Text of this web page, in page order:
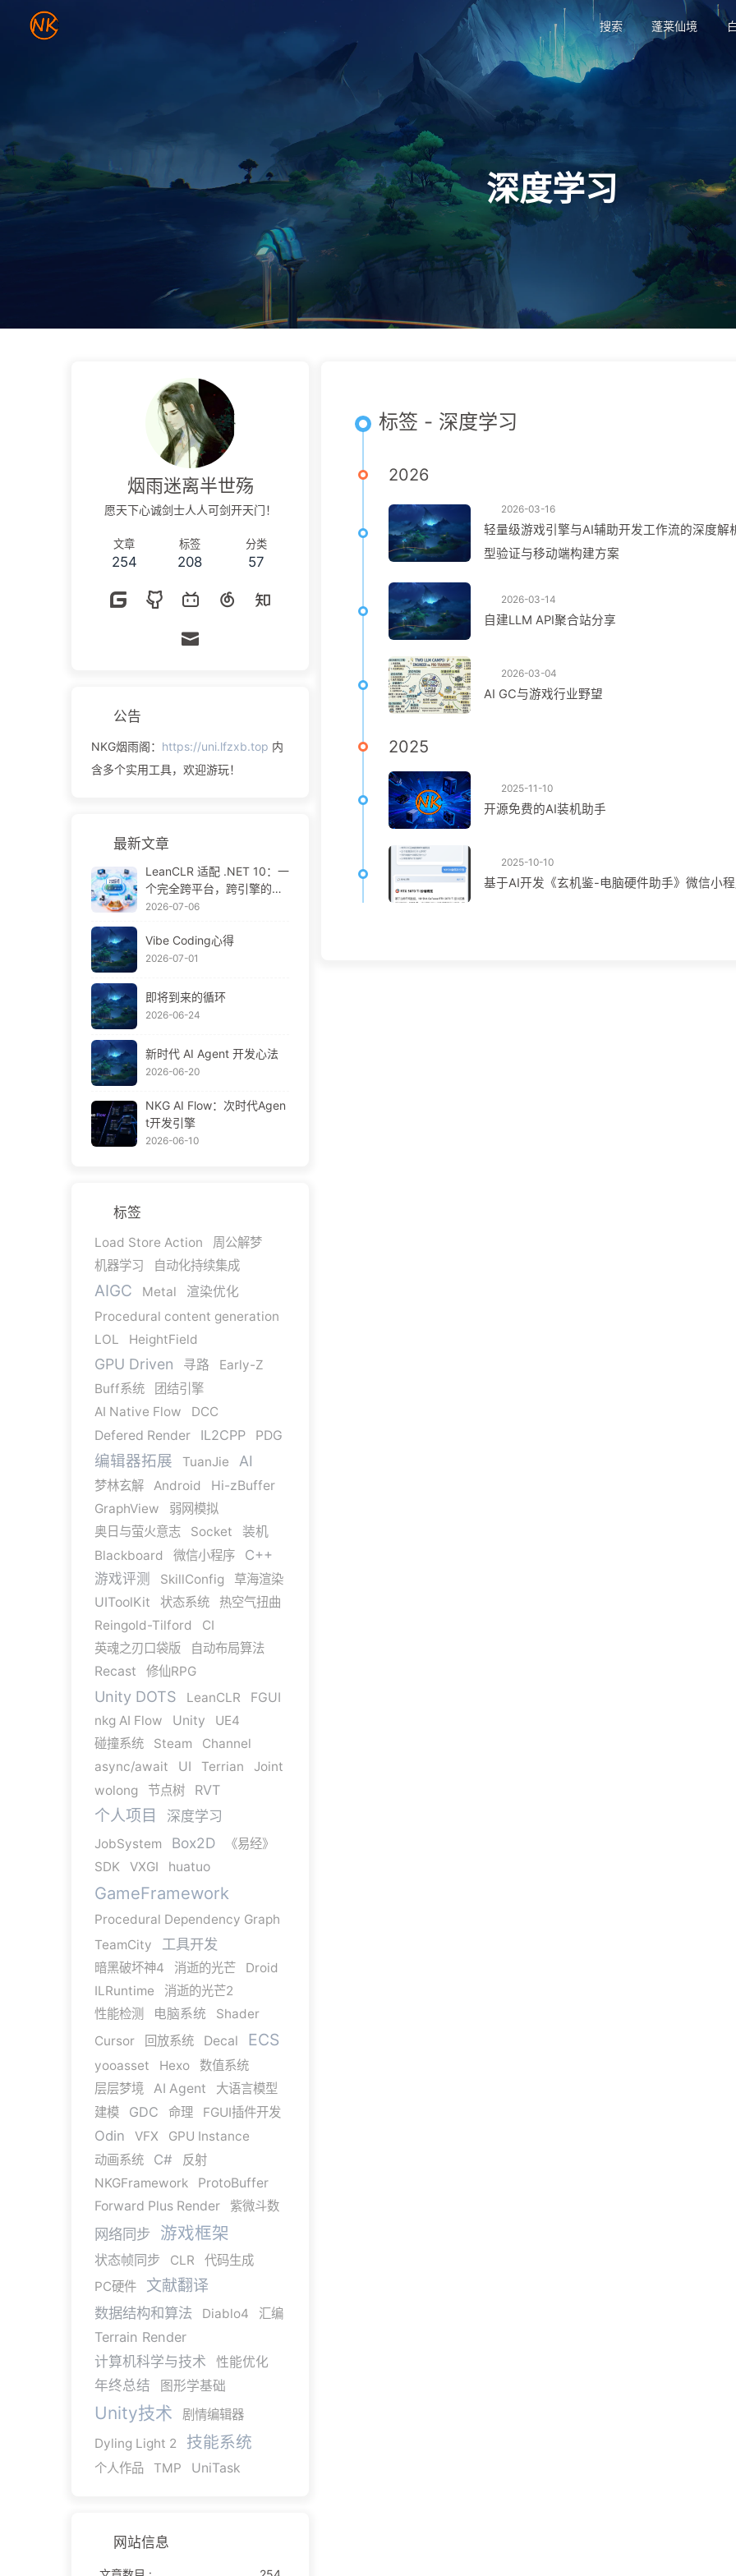
搜索 蓬莱仙境
深度学习
标签 - 深度学习
2026
2026-03-16
轻量级游戏引擎与AI辅助开发工作流的深度
型验证与移动端构建方案
2026-03-14
自建LLM API聚合站分享
2026-03-04
AI GC与游戏行业野望
2025
2025-11-10
开源免费的AI装机助手
2025-10-10
基于AI开发《玄机鉴-电脑硬件助手》微信小
烟雨迷离半世殇
愿天下心诚剑士人人可剑开天门！
文章
254
标签
208
分类
57
公告
NKG烟雨阁： https://uni.lfzxb.top 内
含多个实用工具，欢迎游玩！
最新文章
LeanCLR 适配 .NET 10：一
个完全跨平台，跨引擎的C#
运行时
2026-07-06
Vibe Coding心得
2026-07-01
即将到来的循环
2026-06-24
新时代 AI Agent 开发心法
2026-06-20
NKG AI Flow：次时代Agen
t开发引擎
2026-06-10
标签
Load Store Action
周公解梦
机器学习
自动化持续集成
AIGC Metal
渲染优化
Procedural content generation
LOL
HeightField
GPU Driven 寻路
Early-Z
Buff系统
团结引擎
AI Native Flow
DCC
Defered Render
IL2CPP PDG
编辑器拓展 TuanJie AI
梦林玄解 Android
Hi-zBuffer
GraphView
弱网模拟
奥日与萤火意志
Socket
装机
Blackboard
微信小程序
C++
游戏评测
SkillConfig
草海渲染
UIToolKit
状态系统
热空气扭曲
Reingold-Tilford
CI
英魂之刃口袋版
自动布局算法
Recast
修仙RPG
Unity DOTS LeanCLR
FGUI
nkg AI Flow
Unity
UE4
碰撞系统
Steam
Channel
async/await
UI Terrian
Joint
wolong
节点树 RVT
个人项目 深度学习
JobSystem Box2D
《易经》
SDK
VXGI huatuo
GameFramework
Procedural Dependency Graph
TeamCity
工具开发
暗黑破坏神4 消逝的光芒
Droid
ILRuntime
消逝的光芒2
性能检测
电脑系统
Shader
Cursor
回放系统 Decal ECS
yooasset Hexo
数值系统
层层梦境
AI Agent
大语言模型
建模
GDC 命理 FGUI插件开发
Odin VFX
GPU Instance
动画系统
C#
反射
NKGFramework
ProtoBuffer
Forward Plus Render
紫微斗数
网络同步 游戏框架
状态帧同步 CLR
代码生成
PC硬件
文献翻译
数据结构和算法 Diablo4 汇编
Terrain Render
计算机科学与技术
性能优化
年终总结 图形学基础
Unity技术
剧情编辑器
Dyling Light 2
技能系统
个人作品 TMP UniTask
网站信息